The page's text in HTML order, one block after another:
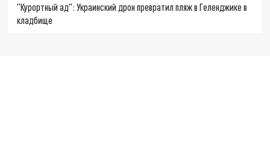
"Курортный ад": Украинский дрон превратил пляж в Геленджике в
кладбище